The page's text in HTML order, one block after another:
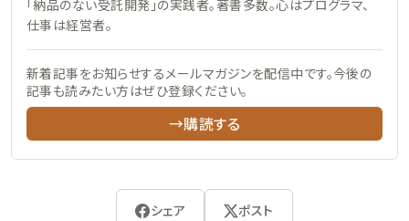
「納品のない受託開発」の実践者。著書多数。心はプログラマ、
仕事は経営者。
新着記事をお知らせするメールマガジンを配信中です。今後の
記事も読みたい方はぜひ登録ください。
→購読する
シェア ポスト